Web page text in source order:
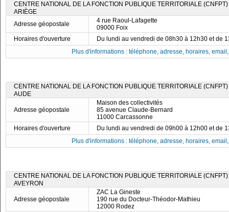
CENTRE NATIONAL DE LA FONCTION PUBLIQUE TERRITORIALE
ARIÈGE
Adresse géopostale
4 rue Raoul-Lafagette
09000 Foix
Horaires d'ouverture
Du lundi au vendredi de 08h30 à 12h30 et de
Plus d'informations : téléphone, adresse, horaires,
CENTRE NATIONAL DE LA FONCTION PUBLIQUE TERRITORIALE
AUDE
Adresse géopostale
Maison des collectivités
85 avenue Claude-Bernard
11000 Carcassonne
Horaires d'ouverture
Du lundi au vendredi de 09h00 à 12h00 et de
Plus d'informations : téléphone, adresse, horaires,
CENTRE NATIONAL DE LA FONCTION PUBLIQUE TERRITORIALE
AVEYRON
Adresse géopostale
ZAC La Gineste
190 rue du Docteur-Théodor-Mathieu
12000 Rodez